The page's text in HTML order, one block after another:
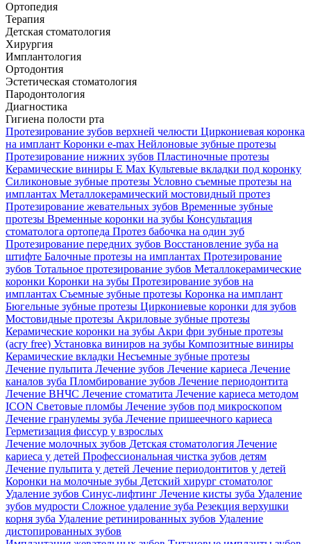
Ортопедия
Терапия
Детская стоматология
Хирургия
Имплантология
Ортодонтия
Эстетическая стоматология
Пародонтология
Диагностика
Гигиена полости рта
Протезирование зубов верхней челюсти Циркониевая коронка
на имплант Коронки e-max Нейлоновые зубные протезы
Протезирование нижних зубов Пластиночные протезы
Керамические виниры E Max Культевые вкладки под коронку
Силиконовые зубные протезы Условно съемные протезы на
имплантах Металлокерамический мостовидный протез
Протезирование жевательных зубов Временные зубные
протезы Временные коронки на зубы Консультация
стоматолога ортопеда Протез бабочка на один зуб
Протезирование передних зубов Восстановление зуба на
штифте Балочные протезы на имплантах Протезирование
зубов Тотальное протезирование зубов Металлокерамические
коронки Коронки на зубы Протезирование зубов на
имплантах Съемные зубные протезы Коронка на имплант
Бюгельные зубные протезы Циркониевые коронки для зубов
Мостовидные протезы Акриловые зубные протезы
Керамические коронки на зубы Акри фри зубные протезы
(acry free) Установка виниров на зубы Композитные виниры
Керамические вкладки Несъемные зубные протезы
Лечение пульпита Лечение зубов Лечение кариеса Лечение
каналов зуба Пломбирование зубов Лечение периодонтита
Лечение ВНЧС Лечение стоматита Лечение кариеса методом
ICON Световые пломбы Лечение зубов под микроскопом
Лечение гранулемы зуба Лечение пришеечного кариеса
Герметизация фиссур у взрослых
Лечение молочных зубов Детская стоматология Лечение
кариеса у детей Профессиональная чистка зубов детям
Лечение пульпита у детей Лечение периодонтитов у детей
Коронки на молочные зубы Детский хирург стоматолог
Удаление зубов Синус-лифтинг Лечение кисты зуба Удаление
зубов мудрости Сложное удаление зуба Резекция верхушки
корня зуба Удаление ретинированных зубов Удаление
дистопированных зубов